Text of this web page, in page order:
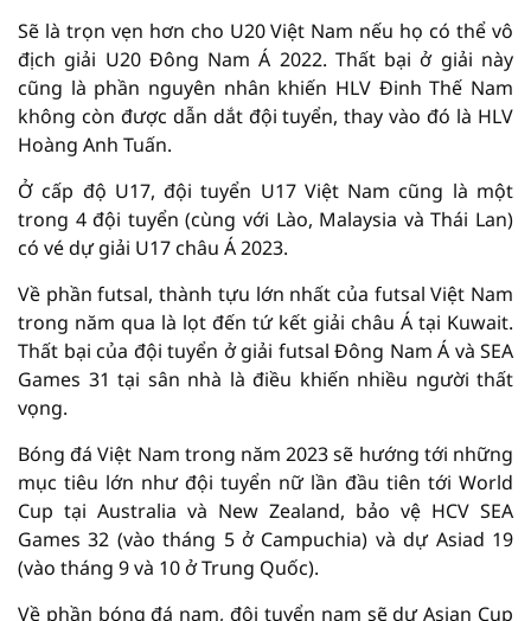
Sẽ là trọn vẹn hơn cho U20 Việt Nam nếu họ có thể vô
địch giải U20 Đông Nam Á 2022. Thất bại ở giải này
cũng là phần nguyên nhân khiến HLV Đinh Thế Nam
không còn được dẫn dắt đội tuyển, thay vào đó là HLV
Hoàng Anh Tuấn.
Ở cấp độ U17, đội tuyển U17 Việt Nam cũng là một
trong 4 đội tuyển (cùng với Lào, Malaysia và Thái Lan)
có vé dự giải U17 châu Á 2023.
Về phần futsal, thành tựu lớn nhất của futsal Việt Nam
trong năm qua là lọt đến tứ kết giải châu Á tại Kuwait.
Thất bại của đội tuyển ở giải futsal Đông Nam Á và SEA
Games 31 tại sân nhà là điều khiến nhiều người thất
vọng.
Bóng đá Việt Nam trong năm 2023 sẽ hướng tới những
mục tiêu lớn như đội tuyển nữ lần đầu tiên tới World
Cup tại Australia và New Zealand, bảo vệ HCV SEA
Games 32 (vào tháng 5 ở Campuchia) và dự Asiad 19
(vào tháng 9 và 10 ở Trung Quốc).
Về phần bóng đá nam, đội tuyển nam sẽ dự Asian Cup